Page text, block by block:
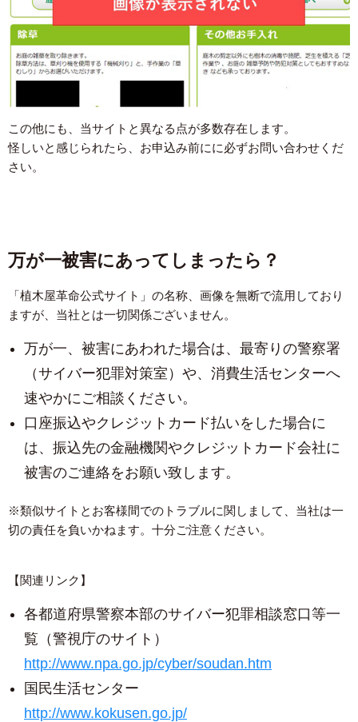
この他にも、当サイトと異なる点が多数存在します。
怪しいと感じられたら、お申込み前にに必ずお問い合わせくだ
さい。
万が一被害にあってしまったら？
「植木屋革命公式サイト」の名称、画像を無断で流用しており
ますが、当社とは一切関係ございません。
万が一、被害にあわれた場合は、最寄りの警察署
（サイバー犯罪対策室）や、消費生活センターへ
速やかにご相談ください。
口座振込やクレジットカード払いをした場合に
は、振込先の金融機関やクレジットカード会社に
被害のご連絡をお願い致します。
※類似サイトとお客様間でのトラブルに関しまして、当社は一
切の責任を負いかねます。十分ご注意ください。
【関連リンク】
各都道府県警察本部のサイバー犯罪相談窓口等一
覧（警視庁のサイト）
http://www.npa.go.jp/cyber/soudan.htm
国民生活センター
http://www.kokusen.go.jp/